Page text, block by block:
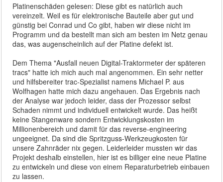
Platinenschäden gelesen: Diese gibt es natürlich auch
vereinzelt. Weil es für elektronische Bauteile aber gut und
günstig bei Conrad und Co gibt, haben wir diese nicht im
Programm und da bestellt man sich am besten im Netz genau
das, was augenscheinlich auf der Platine defekt ist.
Dem Thema "Ausfall neuen Digital-Traktormeter der späteren
tracs" hatte ich mich auch mal angenommen. Ein sehr netter
und hilfsbereiter trac-Spezialist namens Michael P. aus
Wolfhagen hatte mich dazu angehauen. Das Ergebnis nach
der Analyse war jedoch leider, dass der Prozessor selbst
Schaden nimmt und individuell entwickelt wurde. Das heißt
keine Stangenware sondern Entwicklungskosten im
Millionenbereich und damit für das reverse-engineering
ungeeignet. Da sind die Spritzguss-Werkzeugkosten für
unsere Zahnräder nix gegen. Leiderleider mussten wir das
Projekt deshalb einstellen, hier ist es billiger eine neue Platine
zu entwickeln und diese von einem Reparaturbetrieb einbauen
zu lassen.